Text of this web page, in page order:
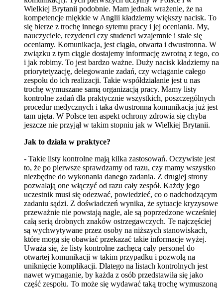
Wielkiej Brytanii podobnie. Mam jednak wrażenie, że na
kompetencje miękkie w Anglii kładziemy większy nacisk. To
się bierze z trochę innego sytemu pracy i jej oceniania. My,
nauczyciele, rezydenci czy studenci wzajemnie i stale się
oceniamy. Komunikacja, jest ciągła, otwarta i dwustronna. W
związku z tym ciągle dostajemy informację zwrotną z tego, co
i jak robimy. To jest bardzo ważne. Duży nacisk kładziemy na
priorytetyzację, delegowanie zadań, czy wciąganie całego
zespołu do ich realizacji. Takie współdziałanie jest u nas
trochę wymuszane samą organizacją pracy. Mamy listy
kontrolne zadań dla praktycznie wszystkich, poszczególnych
procedur medycznych i taka dwustronna komunikacja już jest
tam ujęta. W Polsce ten aspekt ochrony zdrowia się chyba
jeszcze nie przyjął w takim stopniu jak w Wielkiej Brytanii.
Jak to działa w praktyce?
- Takie listy kontrolne mają kilka zastosowań. Oczywiste jest
to, że po pierwsze sprawdzamy od razu, czy mamy wszystko
niezbędne do wykonania danego zadania. Z drugiej strony
pozwalają one włączyć od razu cały zespół. Każdy jego
uczestnik musi się odezwać, powiedzieć, co o nadchodzącym
zadaniu sądzi. Z doświadczeń wynika, że sytuacje kryzysowe
przeważnie nie powstają nagle, ale są poprzedzone wcześniej
całą serią drobnych znaków ostrzegawczych. Te najczęściej
są wychwytywane przez osoby na niższych stanowiskach,
które mogą się obawiać przekazać takie informacje wyżej.
Uważa się, że listy kontrolne zachęcą cały personel do
otwartej komunikacji w takim przypadku i pozwolą na
uniknięcie komplikacji. Dlatego na listach kontrolnych jest
nawet wymaganie, by każda z osób przedstawiła się jako
część zespołu. To może się wydawać taką trochę wymuszoną